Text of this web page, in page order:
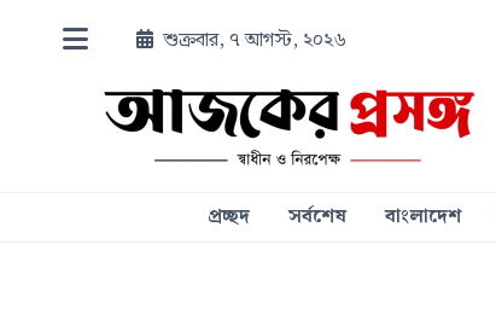
শুক্রবার, ৭ আগস্ট, ২০২৬
প্রচ্ছদ সর্বশেষ বাংলাদেশ